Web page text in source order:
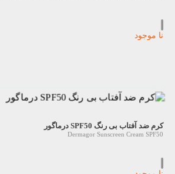
نا موجود
کرم ضد آفتاب بی رنگ SPF50 درماگور
Dermagor Sunscreen Cream SPF50